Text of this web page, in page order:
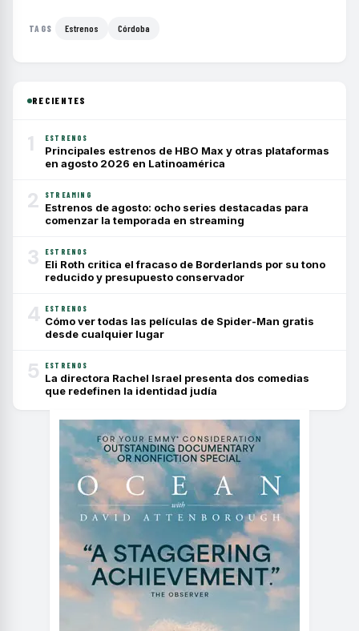
TAGS Estrenos Córdoba
RECIENTES
1 ESTRENOS
Principales estrenos de HBO Max y otras plataformas
en agosto 2026 en Latinoamérica
2 STREAMING
Estrenos de agosto: ocho series destacadas para
comenzar la temporada en streaming
3 ESTRENOS
Eli Roth critica el fracaso de Borderlands por su tono
reducido y presupuesto conservador
4 ESTRENOS
Cómo ver todas las películas de Spider-Man gratis
desde cualquier lugar
5 ESTRENOS
La directora Rachel Israel presenta dos comedias
que redefinen la identidad judía